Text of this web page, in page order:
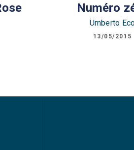
Numéro
Umberto
13/05/2015